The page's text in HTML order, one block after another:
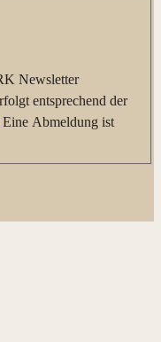
Newsletter
entsprechend der
Eine Abmeldung ist